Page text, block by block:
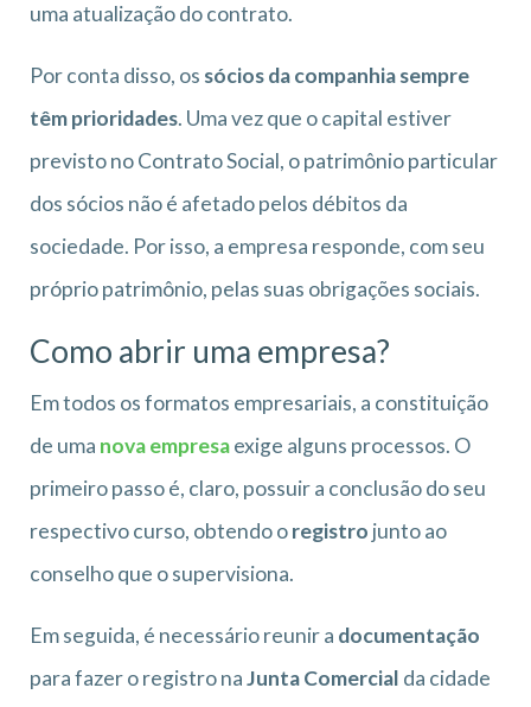
uma atualização do contrato.
Por conta disso, os sócios da companhia sempre
têm prioridades. Uma vez que o capital estiver
previsto no Contrato Social, o patrimônio particular
dos sócios não é afetado pelos débitos da
sociedade. Por isso, a empresa responde, com seu
próprio patrimônio, pelas suas obrigações sociais.
Como abrir uma empresa?
Em todos os formatos empresariais, a constituição
de uma nova empresaexige alguns processos. O
primeiro passo é, claro, possuir a conclusão do seu
respectivo curso, obtendo oregistro junto ao
conselho que o supervisiona.
Em seguida, é necessário reunir a documentação
para fazer o registro naJunta Comercial da cidade